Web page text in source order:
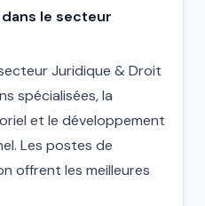
le secteur
Juridique & Droit
spécialisées, la
et le développement
Les postes de
offrent les meilleures